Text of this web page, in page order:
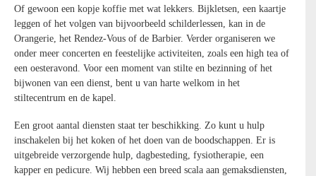
Of gewoon een kopje koffie met wat lekkers. Bijkletsen, een kaartje
leggen of het volgen van bijvoorbeeld schilderlessen, kan in de
Orangerie, het Rendez-Vous of de Barbier. Verder organiseren we
onder meer concerten en feestelijke activiteiten, zoals een high tea of
een oesteravond. Voor een moment van stilte en bezinning of het
bijwonen van een dienst, bent u van harte welkom in het
stiltecentrum en de kapel.
Een groot aantal diensten staat ter beschikking. Zo kunt u hulp
inschakelen bij het koken of het doen van de boodschappen. Er is
uitgebreide verzorgende hulp, dagbesteding, fysiotherapie, een
kapper en pedicure. Wij hebben een breed scala aan gemaksdiensten,